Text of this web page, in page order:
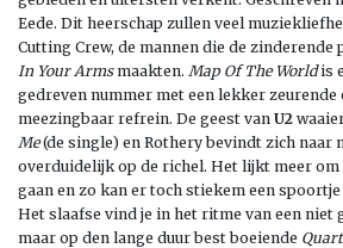
Eede. Dit heerschap zullen veel
Cutting Crew, de mannen die de zinderende
In Your Arms maakten. Map Of The Worldis
gedreven nummer met een lekker zeurende
meezingbaar refrein. De geest van U2
Me(de single) en Rothery bevindt zich naar
overduidelijk op de richel. Het lijkt meer
gaan en zo kan er toch stiekem een
Het slaafse vind je in het ritme van een niet
maar op den lange duur best boeiende